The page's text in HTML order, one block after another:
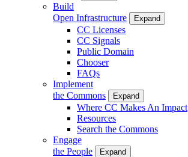
Build
Open Infrastructure
Expand
CC Licenses
CC Signals
Public Domain
Chooser
FAQs
Implement
the Commons
Expand
Where CC Makes An Impact
Resources
Search the Commons
Engage
the People
Expand